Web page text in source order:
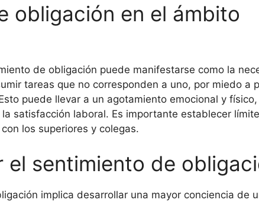
obligación en el ámbito
de obligación puede manifestarse como la
tareas que no corresponden a uno, por miedo a
puede llevar a un agotamiento emocional y físico,
satisfacción laboral. Es importante establecer
los superiores y colegas.
el sentimiento de
implica desarrollar una mayor conciencia de